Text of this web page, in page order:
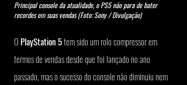
Principal console da atualidade, o PS5 não para de bater
recordes em suas vendas (Foto: Sony / Divulgação)
O PlayStation 5 tem sido um rolo compressor em
termos de vendas desde que foi lançado no ano
passado, mas o sucesso do console não diminuiu nem